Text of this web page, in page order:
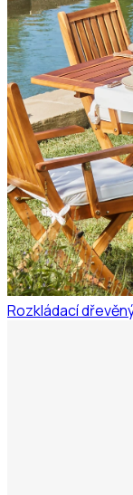
Rozkládací